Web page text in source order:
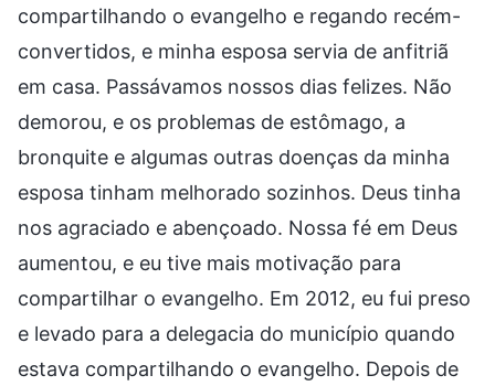
compartilhando o evangelho e regando recém-
convertidos, e minha esposa servia de anfitriã
em casa. Passávamos nossos dias felizes. Não
demorou, e os problemas de estômago, a
bronquite e algumas outras doenças da minha
esposa tinham melhorado sozinhos. Deus tinha
nos agraciado e abençoado. Nossa fé em Deus
aumentou, e eu tive mais motivação para
compartilhar o evangelho. Em 2012, eu fui preso
e levado para a delegacia do município quando
estava compartilhando o evangelho. Depois de